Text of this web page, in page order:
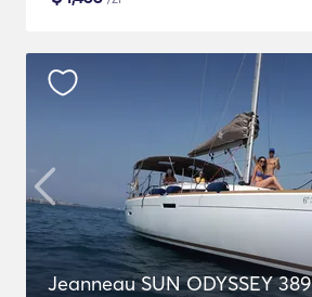
Jeanneau SUN ODYSSEY 389